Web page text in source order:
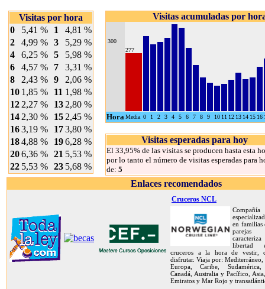
Visitas por hora
0
5,41 % 1
4,81 %
2
4,99 % 3
5,29 %
4
6,25 % 5
5,98 %
6
4,57 % 7
3,31 %
8
2,43 % 9
2,06 %
10 1,85 % 11 1,98 %
12 2,27 % 13 2,80 %
14 2,30 % 15 2,45 %
163,19 % 173,80 %
184,88 % 196,28 %
206,36 % 21 5,53 %
22 5,53 % 23 5,68 %
Visitas acumuladas por
300
277
HoraMedia 0 1 2 3 4 5 6 7 8 9 10 11 12 13 14 15 16
Visitas esperadas para hoy
El 33,95% de las visitas se producen hasta esta
por lo tanto el número de visitas esperadas para
de: 5
Enlaces recomendados
Cruceros NCL
Compañía
en familias
libertad
cruceros a la hora de vestir,
disfrutar. Viaja por: Mediterráneo,
Europa, Caribe, Sudamérica,
Canadá, Australia y Pacífico,
Emiratos y Mar Rojo y